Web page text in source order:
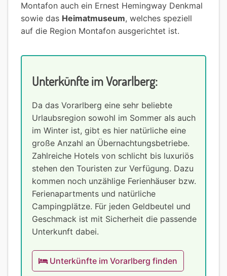
Montafon auch ein Ernest Hemingway Denkmal
sowie das Heimatmuseum, welches speziell
auf die Region Montafon ausgerichtet ist.
Unterkünfte im Vorarlberg:
Da das Vorarlberg eine sehr beliebte
Urlaubsregion sowohl im Sommer als auch
im Winter ist, gibt es hier natürliche eine
große Anzahl an Übernachtungsbetriebe.
Zahlreiche Hotels von schlicht bis luxuriös
stehen den Touristen zur Verfügung. Dazu
kommen noch unzählige Ferienhäuser bzw.
Ferienapartments und natürliche
Campingplätze. Für jeden Geldbeutel und
Geschmack ist mit Sicherheit die passende
Unterkunft dabei.
Unterkünfte im Vorarlberg finden